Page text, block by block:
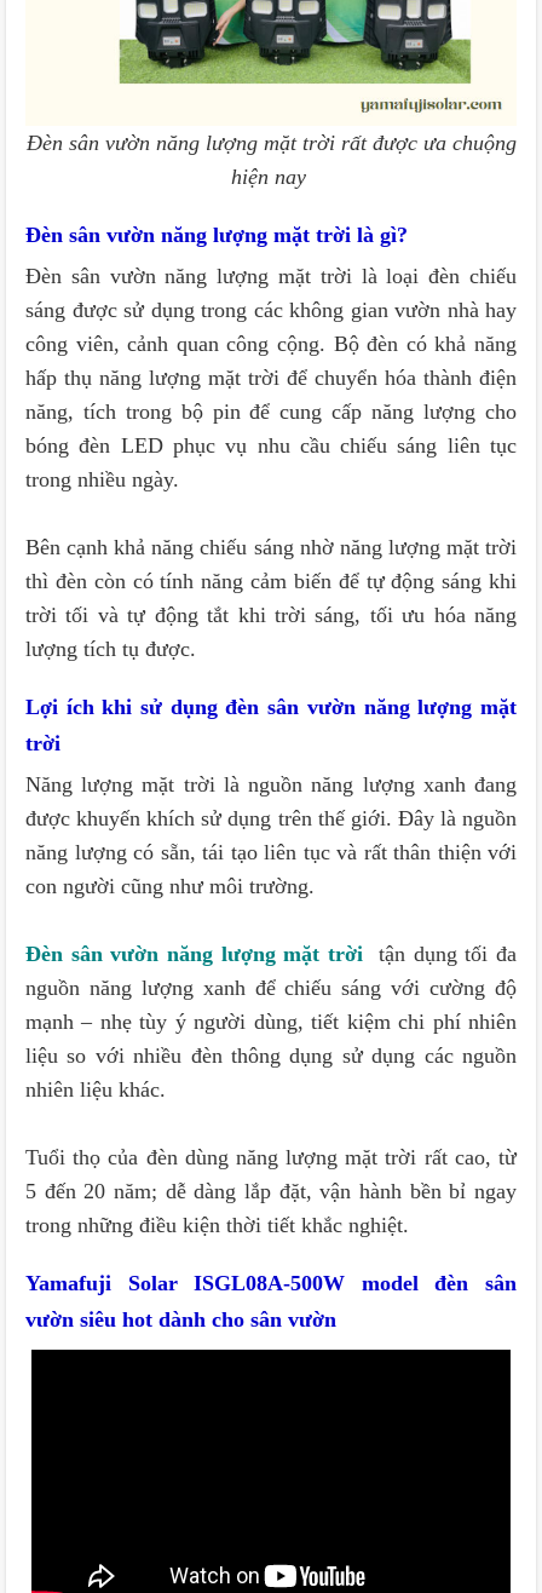
Đèn sân vườn năng lượng mặt trời rất được ưa chuộng
hiện nay
Đèn sân vườn năng lượng mặt trời là gì?
Đèn sân vườn năng lượng mặt trời là loại đèn chiếu
sáng được sử dụng trong các không gian vườn nhà hay
công viên, cảnh quan công cộng. Bộ đèn có khả năng
hấp thụ năng lượng mặt trời để chuyển hóa thành điện
năng, tích trong bộ pin để cung cấp năng lượng cho
bóng đèn LED phục vụ nhu cầu chiếu sáng liên tục
trong nhiều ngày.
Bên cạnh khả năng chiếu sáng nhờ năng lượng mặt trời
thì đèn còn có tính năng cảm biến để tự động sáng khi
trời tối và tự động tắt khi trời sáng, tối ưu hóa năng
lượng tích tụ được.
Lợi ích khi sử dụng đèn sân vườn năng lượng mặt
trời
Năng lượng mặt trời là nguồn năng lượng xanh đang
được khuyến khích sử dụng trên thế giới. Đây là nguồn
năng lượng có sẵn, tái tạo liên tục và rất thân thiện với
con người cũng như môi trường.
Đèn sân vườn năng lượng mặt trời tận dụng tối đa
nguồn năng lượng xanh để chiếu sáng với cường độ
mạnh – nhẹ tùy ý người dùng, tiết kiệm chi phí nhiên
liệu so với nhiều đèn thông dụng sử dụng các nguồn
nhiên liệu khác.
Tuổi thọ của đèn dùng năng lượng mặt trời rất cao, từ
5 đến 20 năm; dễ dàng lắp đặt, vận hành bền bỉ ngay
trong những điều kiện thời tiết khắc nghiệt.
Yamafuji Solar ISGL08A-500W model đèn sân
vườn siêu hot dành cho sân vườn